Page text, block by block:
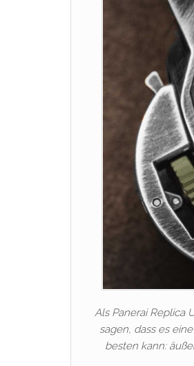
Als Panerai Replica
sagen, dass es
besten kann: